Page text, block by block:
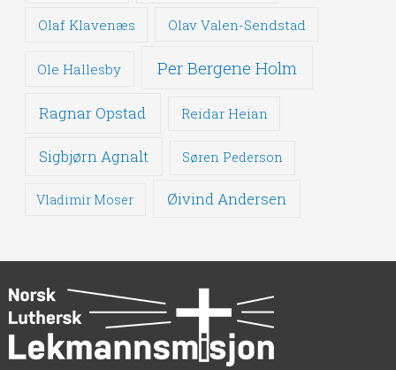
Olaf Klavenæs Olav Valen-Sendstad
Ole Hallesby Per Bergene Holm
Ragnar Opstad Reidar Heian
Sigbjørn Agnalt Søren Pederson
Vladimir Moser Øivind Andersen